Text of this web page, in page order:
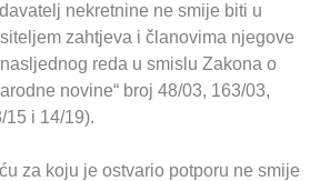
nekretnine ne smije biti u
zahtjeva i članovima njegove
reda u smislu Zakona o
novine“ broj 48/03, 163/03,
15 i 14/19).
za koju je ostvario potporu ne smije